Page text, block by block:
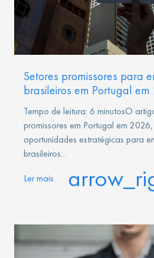
Setores promissores para
brasileiros em Portugal
Tempo de leitura: 6 minutosO
promissores em Portugal em
oportunidades estratégicas para
brasileiros...
Ler mais